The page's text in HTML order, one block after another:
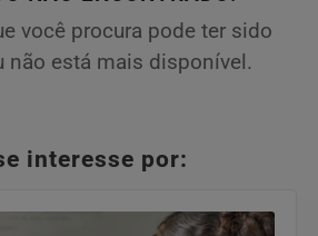
você procura pode ter sido
não está mais disponível.
interesse por: